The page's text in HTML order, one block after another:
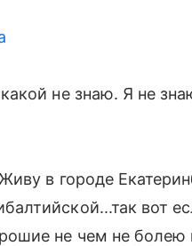
не знаю. Я не
в городе
вот
не чем не